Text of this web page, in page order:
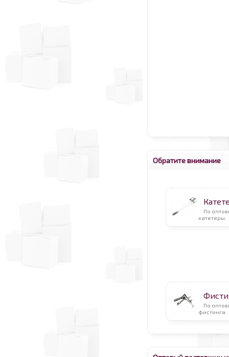
Обратите внимание
По
катетеры.
По
фистинга.